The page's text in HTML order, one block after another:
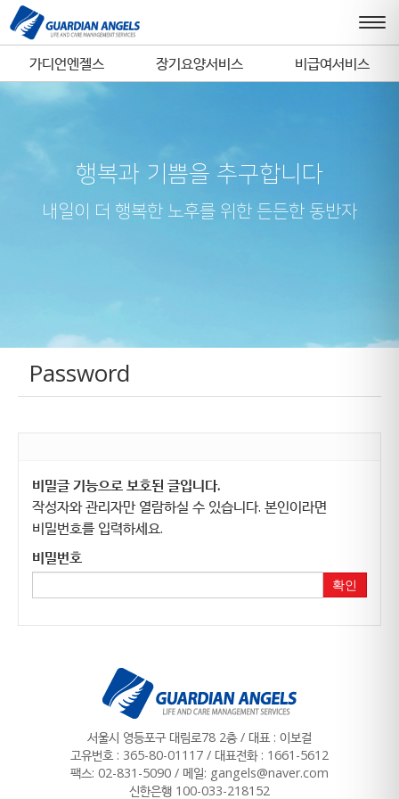
가디언엔젤스 장기요양서비스 비급여서비스
행복과 기쁨을 추구합니다
내일이 더 행복한 노후를 위한 든든한 동반자
Password
비밀글 기능으로 보호된 글입니다.
작성자와 관리자만 열람하실 수 있습니다. 본인이라면
비밀번호를 입력하세요.
비밀번호
확인
서울시 영등포구 대림로78 2층 / 대표 : 이보걸
고유번호 : 365-80-01117 / 대표전화 : 1661-5612
팩스: 02-831-5090 / 메일: gangels@naver.com
신한은행 100-033-218152